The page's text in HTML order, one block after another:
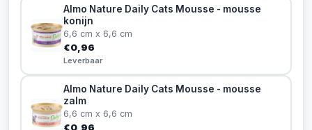
Almo Nature Daily Cats Mousse - mousse
konijn
6,6 cm x 6,6 cm
€0,96
Leverbaar
Almo Nature Daily Cats Mousse - mousse
zalm
6,6 cm x 6,6 cm
€0,96